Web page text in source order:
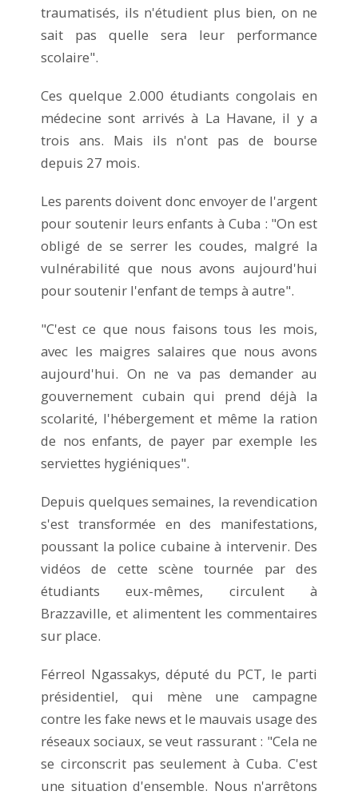
traumatisés, ils n'étudient plus bien, on ne
sait pas quelle sera leur performance
scolaire".
Ces quelque 2.000 étudiants congolais en
médecine sont arrivés à La Havane, il y a
trois ans. Mais ils n'ont pas de bourse
depuis 27 mois.
Les parents doivent donc envoyer de l'argent
pour soutenir leurs enfants à Cuba : "On est
obligé de se serrer les coudes, malgré la
vulnérabilité que nous avons aujourd'hui
pour soutenir l'enfant de temps à autre".
"C'est ce que nous faisons tous les mois,
avec les maigres salaires que nous avons
aujourd'hui. On ne va pas demander au
gouvernement cubain qui prend déjà la
scolarité, l'hébergement et même la ration
de nos enfants, de payer par exemple les
serviettes hygiéniques".
Depuis quelques semaines, la revendication
s'est transformée en des manifestations,
poussant la police cubaine à intervenir. Des
vidéos de cette scène tournée par des
étudiants eux-mêmes, circulent à
Brazzaville, et alimentent les commentaires
sur place.
Férreol Ngassakys, député du PCT, le parti
présidentiel, qui mène une campagne
contre les fake news et le mauvais usage des
réseaux sociaux, se veut rassurant : "Cela ne
se circonscrit pas seulement à Cuba. C'est
une situation d'ensemble. Nous n'arrêtons